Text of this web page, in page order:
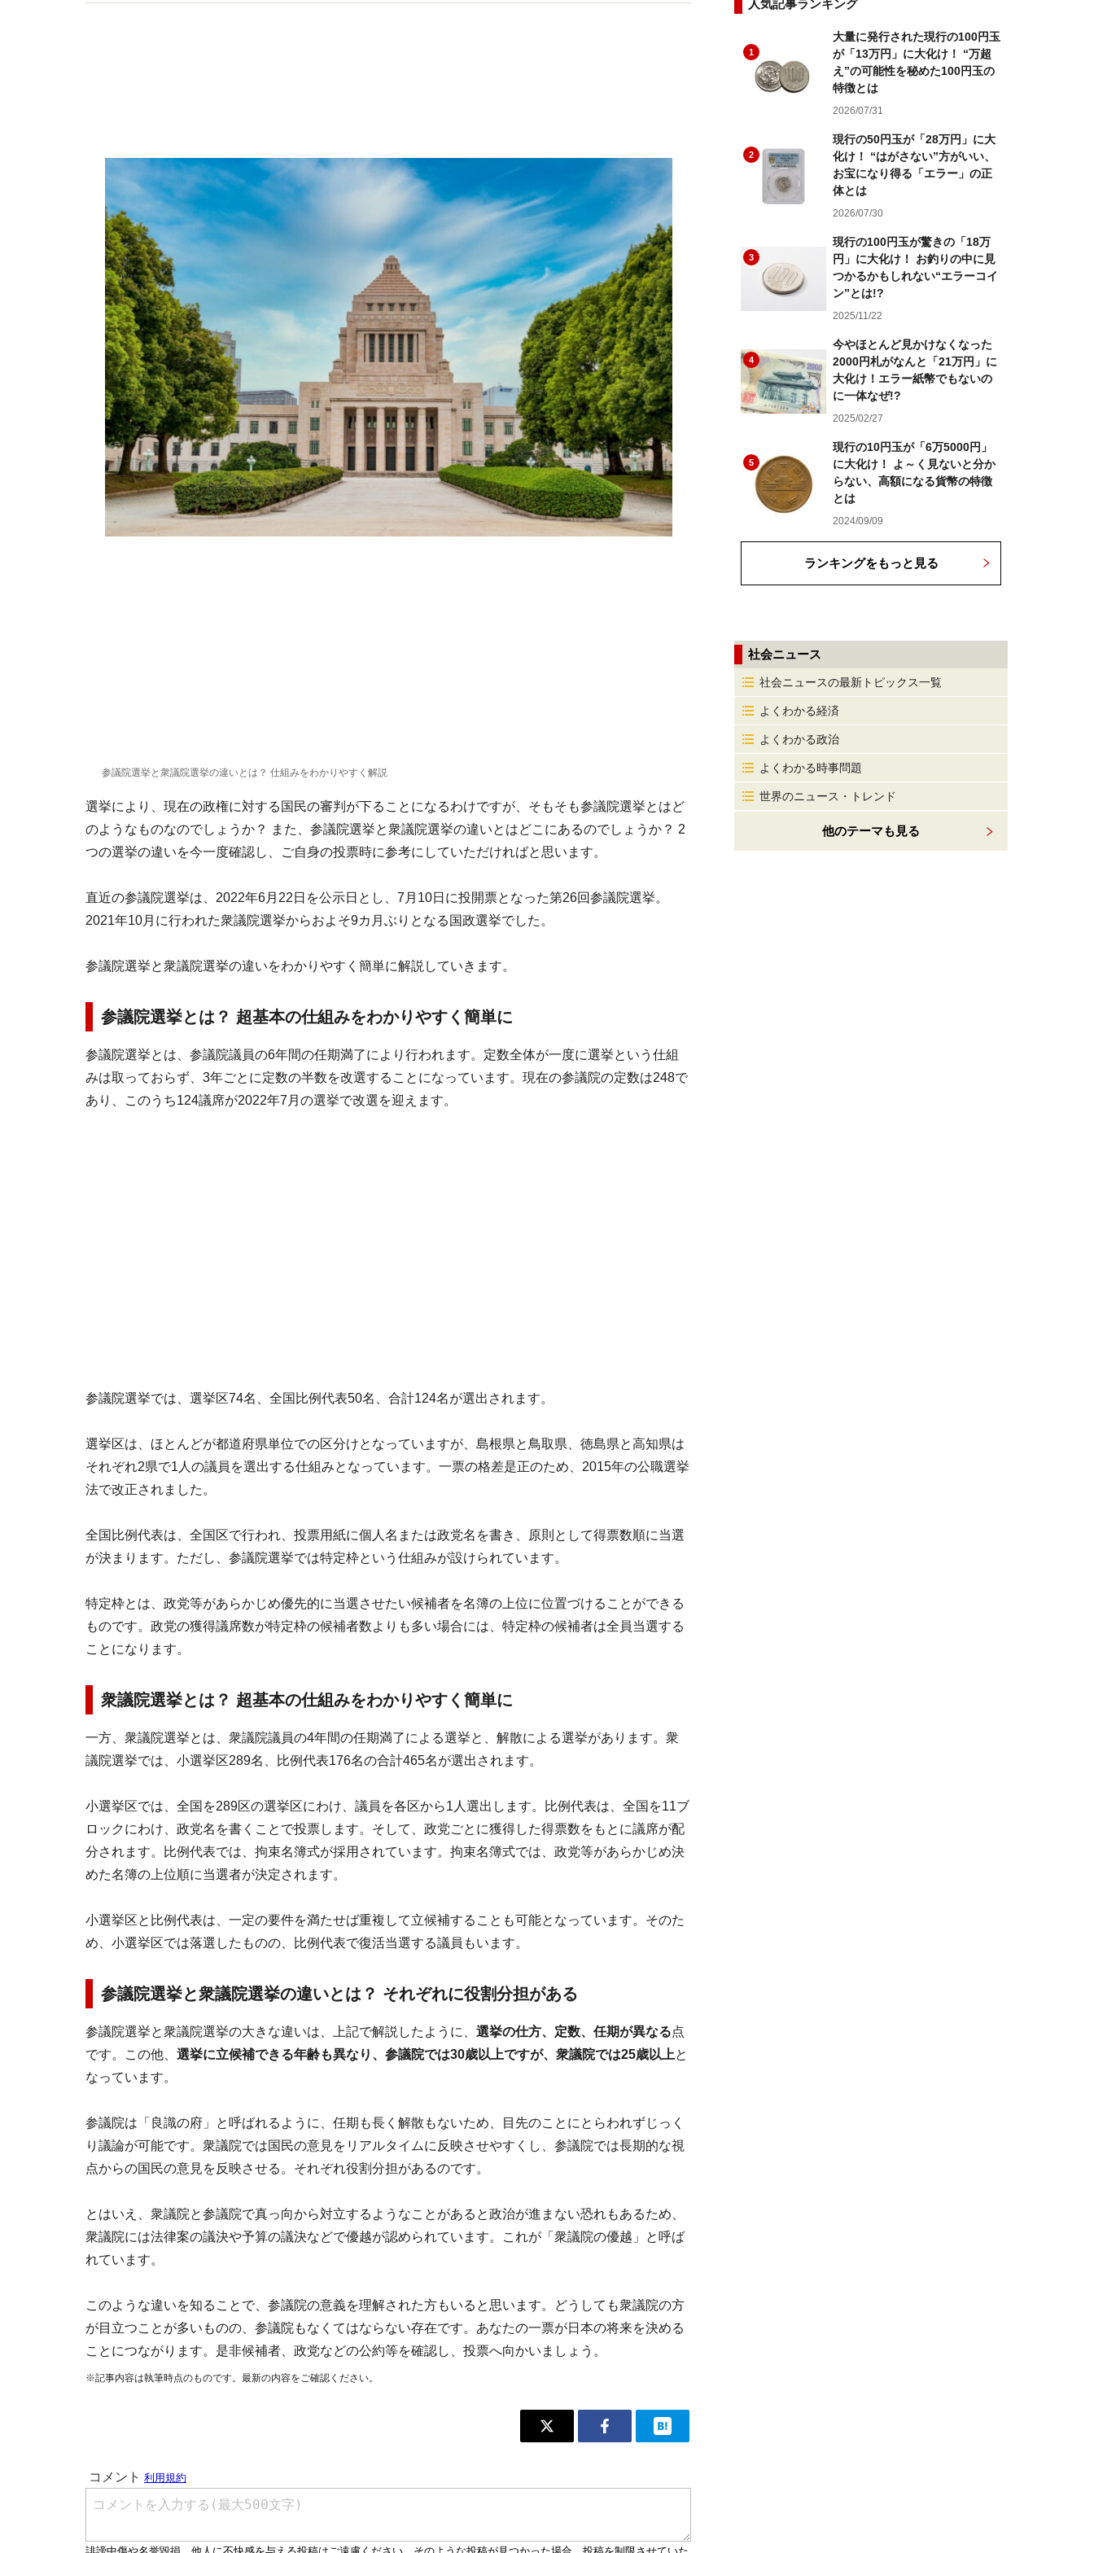
参議院選挙と衆議院選挙の違いとは？ 仕組みをわかりやすく解説
選挙により、現在の政権に対する国民の審判が下ることになるわけですが、そもそも参議院選挙とはど
のようなものなのでしょうか？ また、参議院選挙と衆議院選挙の違いとはどこにあるのでしょうか？ 2
つの選挙の違いを今一度確認し、ご自身の投票時に参考にしていただければと思います。
直近の参議院選挙は、2022年6月22日を公示日とし、7月10日に投開票となった第26回参議院選挙。
2021年10月に行われた衆議院選挙からおよそ9カ月ぶりとなる国政選挙でした。
参議院選挙と衆議院選挙の違いをわかりやすく簡単に解説していきます。
参議院選挙とは？ 超基本の仕組みをわかりやすく簡単に
参議院選挙とは、参議院議員の6年間の任期満了により行われます。定数全体が一度に選挙という仕組
みは取っておらず、3年ごとに定数の半数を改選することになっています。現在の参議院の定数は248で
あり、このうち124議席が2022年7月の選挙で改選を迎えます。
参議院選挙では、選挙区74名、全国比例代表50名、合計124名が選出されます。
選挙区は、ほとんどが都道府県単位での区分けとなっていますが、島根県と鳥取県、徳島県と高知県は
それぞれ2県で1人の議員を選出する仕組みとなっています。一票の格差是正のため、2015年の公職選挙
法で改正されました。
全国比例代表は、全国区で行われ、投票用紙に個人名または政党名を書き、原則として得票数順に当選
が決まります。ただし、参議院選挙では特定枠という仕組みが設けられています。
特定枠とは、政党等があらかじめ優先的に当選させたい候補者を名簿の上位に位置づけることができる
ものです。政党の獲得議席数が特定枠の候補者数よりも多い場合には、特定枠の候補者は全員当選する
ことになります。
衆議院選挙とは？ 超基本の仕組みをわかりやすく簡単に
一方、衆議院選挙とは、衆議院議員の4年間の任期満了による選挙と、解散による選挙があります。衆
議院選挙では、小選挙区289名、比例代表176名の合計465名が選出されます。
小選挙区では、全国を289区の選挙区にわけ、議員を各区から1人選出します。比例代表は、全国を11ブ
ロックにわけ、政党名を書くことで投票します。そして、政党ごとに獲得した得票数をもとに議席が配
分されます。比例代表では、拘束名簿式が採用されています。拘束名簿式では、政党等があらかじめ決
めた名簿の上位順に当選者が決定されます。
小選挙区と比例代表は、一定の要件を満たせば重複して立候補することも可能となっています。そのた
め、小選挙区では落選したものの、比例代表で復活当選する議員もいます。
参議院選挙と衆議院選挙の違いとは？ それぞれに役割分担がある
参議院選挙と衆議院選挙の大きな違いは、上記で解説したように、 選挙の仕方、定数、任期が異なる点
です。この他、 選挙に立候補できる年齢も異なり、参議院では30歳以上ですが、衆議院では25歳以上と
なっています。
参議院は「良識の府」と呼ばれるように、任期も長く解散もないため、目先のことにとらわれずじっく
り議論が可能です。衆議院では国民の意見をリアルタイムに反映させやすくし、参議院では長期的な視
点からの国民の意見を反映させる。それぞれ役割分担があるのです。
とはいえ、衆議院と参議院で真っ向から対立するようなことがあると政治が進まない恐れもあるため、
衆議院には法律案の議決や予算の議決などで優越が認められています。これが「衆議院の優越」と呼ば
れています。
このような違いを知ることで、参議院の意義を理解された方もいると思います。どうしても衆議院の方
が目立つことが多いものの、参議院もなくてはならない存在です。あなたの一票が日本の将来を決める
ことにつながります。是非候補者、政党などの公約等を確認し、投票へ向かいましょう。
※記事内容は執筆時点のものです。最新の内容をご確認ください。
人気記事ランキング
1
大量に発行された現行の100円玉
が「13万円」に大化け！ “万超
え”の可能性を秘めた100円玉の
特徴とは
2026/07/31
2
現行の50円玉が「28万円」に大
化け！ “はがさない”方がいい、
お宝になり得る「エラー」の正
体とは
2026/07/30
3
現行の100円玉が驚きの「18万
円」に大化け！ お釣りの中に見
つかるかもしれない“エラーコイ
ン”とは!?
2025/11/22
4
今やほとんど見かけなくなった
2000円札がなんと「21万円」に
大化け！エラー紙幣でもないの
に一体なぜ!?
2025/02/27
5
現行の10円玉が「6万5000円」
に大化け！ よ～く見ないと分か
らない、高額になる貨幣の特徴
とは
2024/09/09
ランキングをもっと見る
社会ニュース
社会ニュースの最新トピックス一覧
よくわかる経済
よくわかる政治
よくわかる時事問題
世界のニュース・トレンド
他のテーマも見る